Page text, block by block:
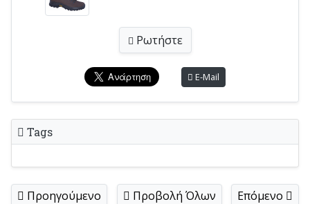
Ρωτήστε
E-Mail
Tags
Προηγούμενο Προβολή Όλων Επόμενο